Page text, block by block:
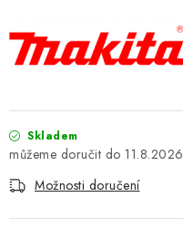
Skladem
11.8.2026
Možnosti doručení